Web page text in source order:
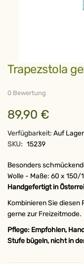
Zum
Anfang
springen
Trapezstola
0 Bewertung
89,90 €
Verfügbarkeit: Auf Lager
SKU: 15239
Besonders
Wolle - Maße: 60 x
Handgefertigt in
Kombinieren Sie
gerne zur Freizeitmode.
Pflege: Empfohlen,
Stufe bügeln, nicht in